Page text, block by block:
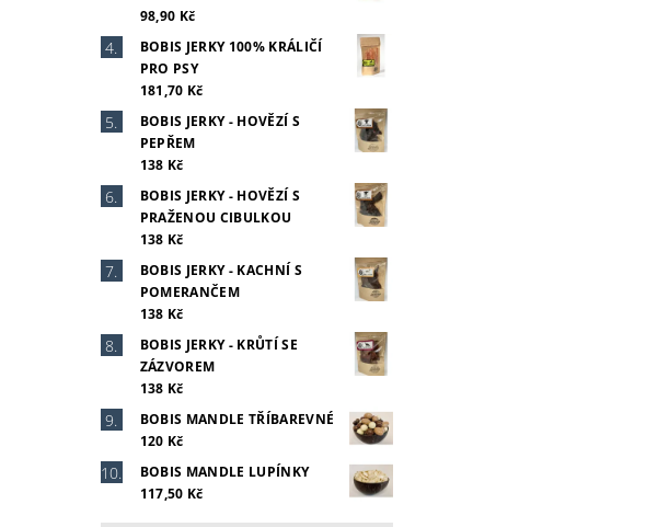
98,90 Kč
BOBIS JERKY 100% KRÁLIČÍ
PRO PSY
181,70 Kč
BOBIS JERKY - HOVĚZÍ S
PEPŘEM
138 Kč
BOBIS JERKY - HOVĚZÍ S
PRAŽENOU CIBULKOU
138 Kč
BOBIS JERKY - KACHNÍ S
POMERANČEM
138 Kč
BOBIS JERKY - KRŮTÍ SE
ZÁZVOREM
138 Kč
BOBIS MANDLE TŘÍBAREVNÉ
120 Kč
BOBIS MANDLE LUPÍNKY
117,50 Kč